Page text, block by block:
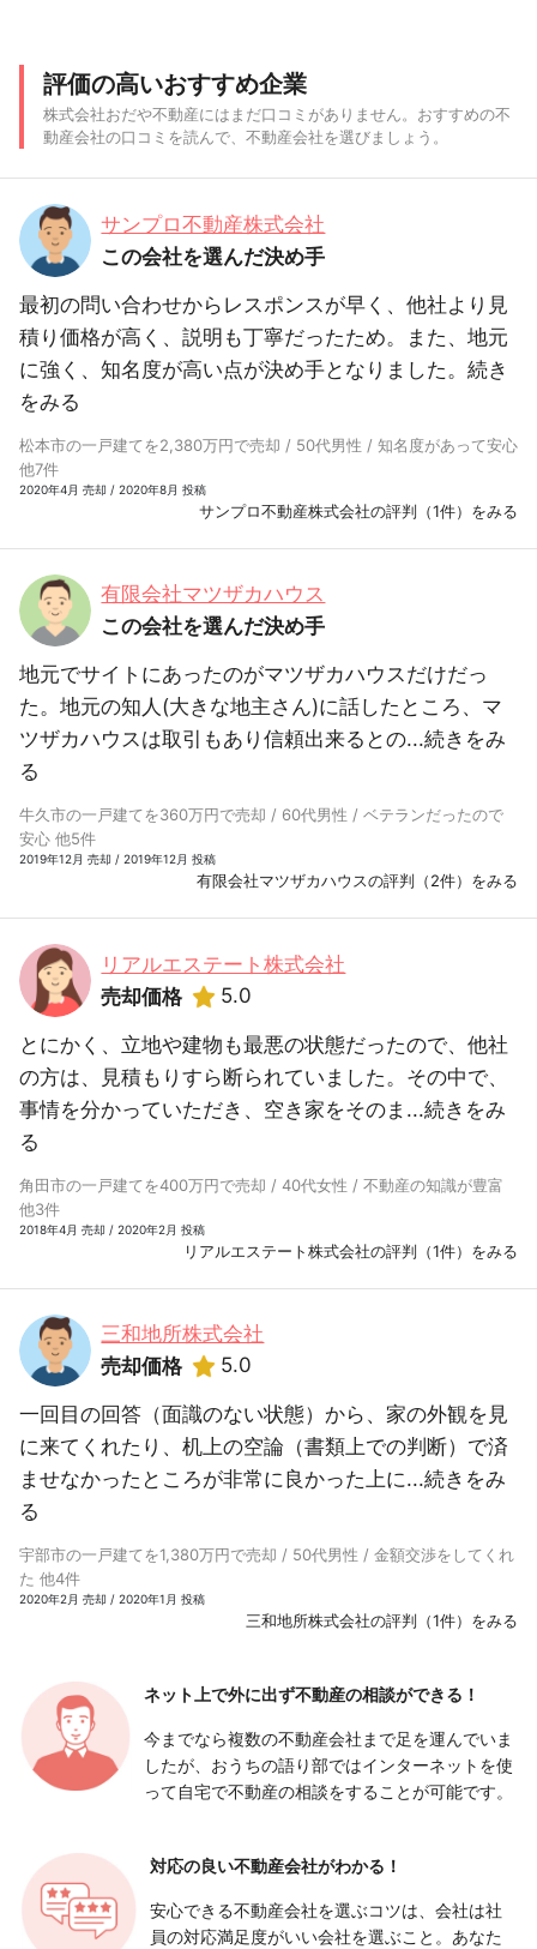
評価の高いおすすめ企業
株式会社おだや不動産にはまだ口コミがありません。おすすめの不
動産会社の口コミを読んで、不動産会社を選びましょう。
サンプロ不動産株式会社
この会社を選んだ決め手
最初の問い合わせからレスポンスが早く、他社より見
積り価格が高く、説明も丁寧だったため。また、地元
に強く、知名度が高い点が決め手となりました。 続き
をみる
松本市の一戸建てを2,380万円で売却 / 50代男性 / 知名度があって安心
他7件
2020年4月 売却 / 2020年8月 投稿
サンプロ不動産株式会社の評判（1件）をみる
有限会社マツザカハウス
この会社を選んだ決め手
地元でサイトにあったのがマツザカハウスだけだっ
た。地元の知人(大きな地主さん)に話したところ、マ
ツザカハウスは取引もあり信頼出来るとの...続きをみ
る
牛久市の一戸建てを360万円で売却 / 60代男性 / ベテランだったので
安心 他5件
2019年12月 売却 / 2019年12月 投稿
有限会社マツザカハウスの評判（2件）をみる
リアルエステート株式会社
売却価格
5.0
とにかく、立地や建物も最悪の状態だったので、他社
の方は、見積もりすら断られていました。その中で、
事情を分かっていただき、空き家をそのま...続きをみ
る
角田市の一戸建てを400万円で売却 / 40代女性 / 不動産の知識が豊富
他3件
2018年4月 売却 / 2020年2月 投稿
リアルエステート株式会社の評判（1件）をみる
三和地所株式会社
売却価格
5.0
一回目の回答（面識のない状態）から、家の外観を見
に来てくれたり、机上の空論（書類上での判断）で済
ませなかったところが非常に良かった上に...続きをみ
る
宇部市の一戸建てを1,380万円で売却 / 50代男性 / 金額交渉をしてくれ
た 他4件
2020年2月 売却 / 2020年1月 投稿
三和地所株式会社の評判（1件）をみる
ネット上で外に出ず不動産の相談ができる！
今までなら複数の不動産会社まで足を運んでいま
したが、おうちの語り部ではインターネットを使
って自宅で不動産の相談をすることが可能です。
対応の良い不動産会社がわかる！
安心できる不動産会社を選ぶコツは、会社は社
員の対応満足度がいい会社を選ぶこと。あなた